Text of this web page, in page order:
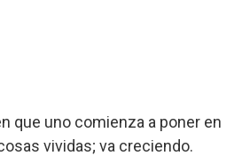
que uno comienza a poner en
vividas; va creciendo.